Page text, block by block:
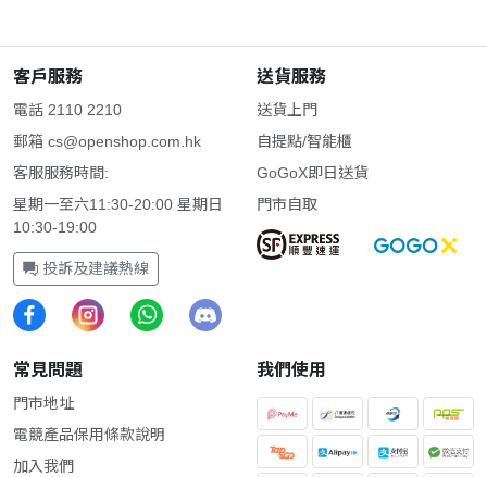
客戶服務
電話 2110 2210
郵箱 cs@openshop.com.hk
客服服務時間:
星期一至六11:30-20:00 星期日
10:30-19:00
投訴及建議熱線
送貨服務
送貨上門
自提點/智能櫃
GoGoX即日送貨
門市自取
常見問題
門市地址
電競產品保用條款說明
加入我們
我們使用